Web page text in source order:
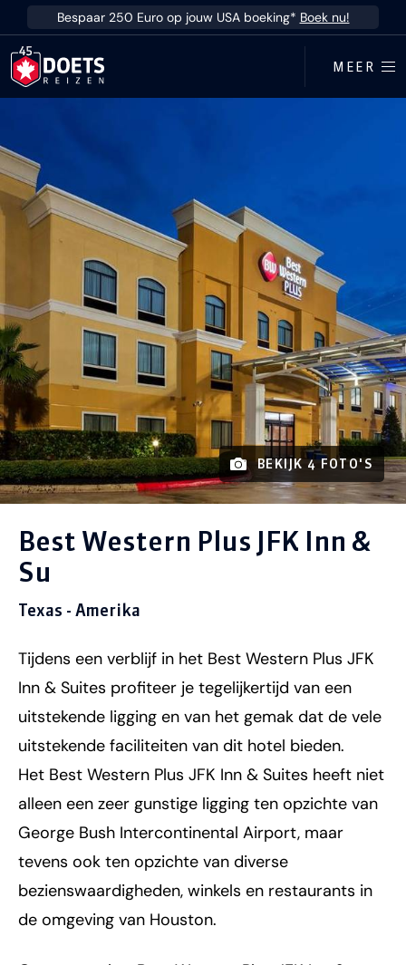
Ga direct naar inhoud
Bespaar 250 Euro op jouw USA boeking* Boek nu!
MEER
BEKIJK 4 FOTO'S
Best Western Plus JFK Inn &
Su
Texas - Amerika
Tijdens een verblijf in het Best Western Plus JFK
Inn & Suites profiteer je tegelijkertijd van een
uitstekende ligging en van het gemak dat de vele
uitstekende faciliteiten van dit hotel bieden.
Het Best Western Plus JFK Inn & Suites heeft niet
alleen een zeer gunstige ligging ten opzichte van
George Bush Intercontinental Airport, maar
tevens ook ten opzichte van diverse
bezienswaardigheden, winkels en restaurants in
de omgeving van Houston.